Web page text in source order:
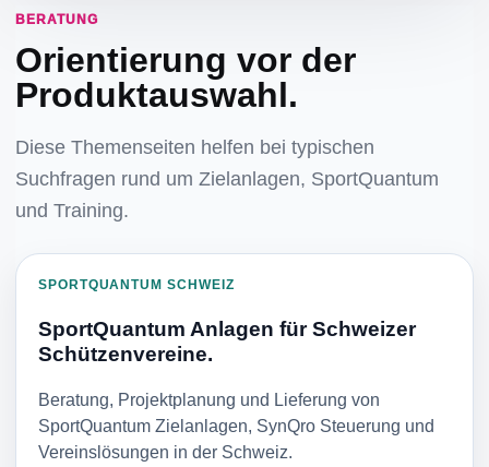
BERATUNG
Orientierung vor der
Produktauswahl.
Diese Themenseiten helfen bei typischen
Suchfragen rund um Zielanlagen, SportQuantum
und Training.
SPORTQUANTUM SCHWEIZ
SportQuantum Anlagen für Schweizer
Schützenvereine.
Beratung, Projektplanung und Lieferung von
SportQuantum Zielanlagen, SynQro Steuerung und
Vereinslösungen in der Schweiz.